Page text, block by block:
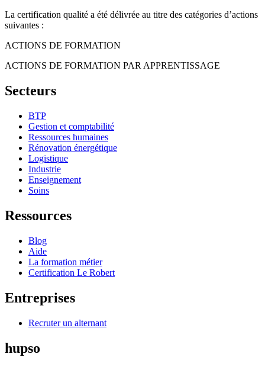
La certification qualité a été délivrée au titre des catégories d’actions
suivantes :
ACTIONS DE FORMATION
ACTIONS DE FORMATION PAR APPRENTISSAGE
Secteurs
BTP
Gestion et comptabilité
Ressources humaines
Rénovation énergétique
Logistique
Industrie
Enseignement
Soins
Ressources
Blog
Aide
La formation métier
Certification Le Robert
Entreprises
Recruter un alternant
hupso